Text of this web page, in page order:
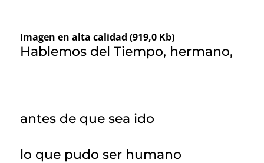
Imagen en alta calidad (919,0 Kb)
Hablemos del Tiempo, hermano,
antes de que sea ido
lo que pudo ser humano